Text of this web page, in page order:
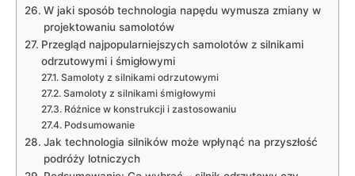
W jaki⁤ sposób technologia ⁣napędu wymusza zmiany w⁢
projektowaniu samolotów
Przegląd⁢ najpopularniejszych samolotów z silnikami​
odrzutowymi i śmigłowymi
Samoloty z silnikami odrzutowymi
Samoloty‌ z silnikami śmigłowymi
Różnice⁣ w konstrukcji i⁣ zastosowaniu
Podsumowanie
Jak technologia silników⁤ może​ wpłynąć⁢ na przyszłość
podróży lotniczych